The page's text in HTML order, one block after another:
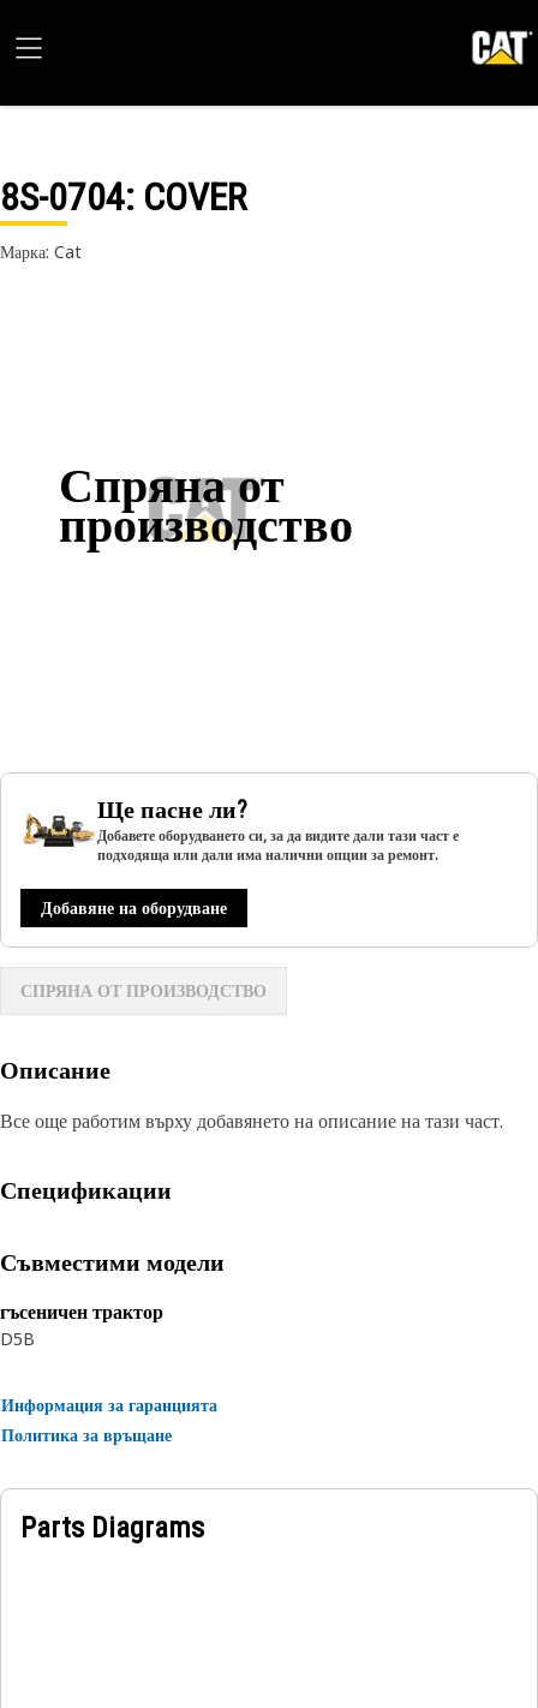
8S-0704: COVER
Марка: Cat
Спряна от
производство
Ще пасне ли?
Добавете оборудването си, за да видите дали тази част е
подходяща или дали има налични опции за ремонт.
Добавяне на оборудване
СПРЯНА ОТ ПРОИЗВОДСТВО
Описание
Все още работим върху добавянето на описание на тази част.
Спецификации
Съвместими модели
гъсеничен трактор
D5B
Информация за гаранцията
Политика за връщане
Parts Diagrams